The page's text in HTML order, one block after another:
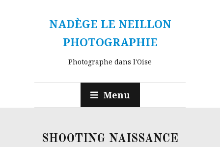
NADÈGE LE NEILLON
PHOTOGRAPHIE
Photographe dans l'Oise
Menu
SHOOTING NAISSANCE